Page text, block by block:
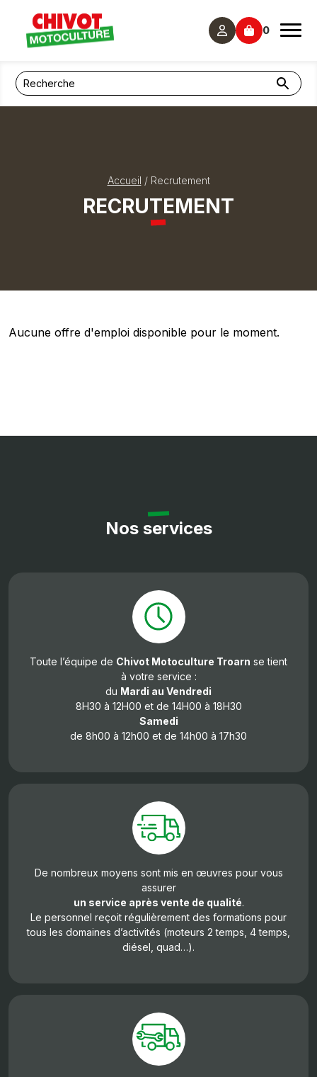
0
Accueil / Recrutement
RECRUTEMENT
Aucune offre d'emploi disponible pour le moment.
Nos services
Toute l’équipe de Chivot Motoculture Troarn se tient
à votre service :
du Mardi au Vendredi
8H30 à 12H00 et de 14H00 à 18H30
Samedi
de 8h00 à 12h00 et de 14h00 à 17h30
De nombreux moyens sont mis en œuvres pour vous
assurer
un service après vente de qualité.
Le personnel reçoit régulièrement des formations pour
tous les domaines d’activités (moteurs 2 temps, 4 temps,
diésel, quad…).